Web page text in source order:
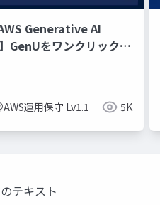
Generative AI
GenUをワンクリック構
AWS運用保守 Lv1.1 5K
テキスト